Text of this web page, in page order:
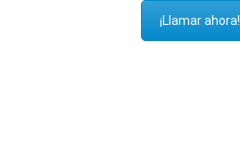
¡Llamar ahora!